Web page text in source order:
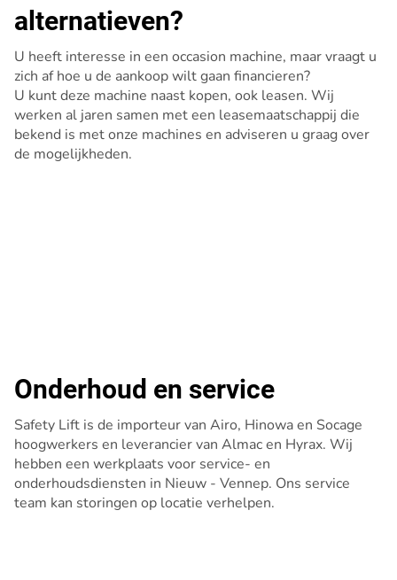
Onderhoud en service
Safety Lift is de importeur van Airo, Hinowa en Socage
hoogwerkers en leverancier van Almac en Hyrax. Wij
hebben een werkplaats voor service- en
onderhoudsdiensten in Nieuw - Vennep. Ons service
team kan storingen op locatie verhelpen.
alternatieven?
U heeft interesse in een occasion machine, maar vraagt u
zich af hoe u de aankoop wilt gaan financieren?
U kunt deze machine naast kopen, ook leasen. Wij
werken al jaren samen met een leasemaatschappij die
bekend is met onze machines en adviseren u graag over
de mogelijkheden.